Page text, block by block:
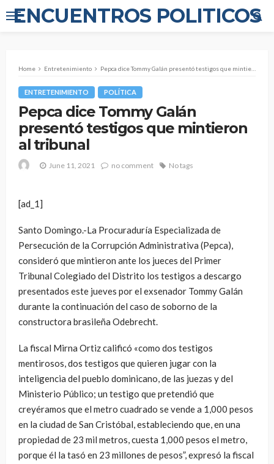
ENCUENTROS POLITICOS
Home Entretenimiento Pepca dice Tommy Galán presentó testigos que mintieron al tribunal
ENTRETENIMIENTO POLÍTICA
Pepca dice Tommy Galán
presentó testigos que mintieron
al tribunal
June 11, 2021 no comment No tags
[ad_1]
Santo Domingo.-La Procuraduría Especializada de
Persecución de la Corrupción Administrativa (Pepca),
consideró que mintieron ante los jueces del Primer
Tribunal Colegiado del Distrito los testigos a descargo
presentados este jueves por el exsenador Tommy Galán
durante la continuación del caso de soborno de la
constructora brasileña Odebrecht.
La fiscal Mirna Ortiz calificó «como dos testigos
mentirosos, dos testigos que quieren jugar con la
inteligencia del pueblo dominicano, de las juezas y del
Ministerio Público; un testigo que pretendió que
creyéramos que el metro cuadrado se vende a 1,000 pesos
en la ciudad de San Cristóbal, estableciendo que, en una
propiedad de 23 mil metros, cuesta 1,000 pesos el metro,
porque él la tasó en 23 millones de pesos”, expresó la fiscal